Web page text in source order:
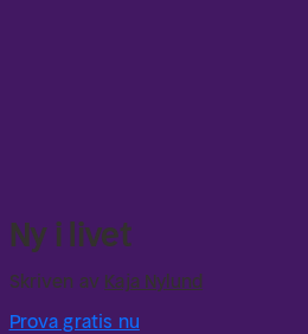
Ny i livet
Skriven av Kaja Nylund
Prova gratis nu